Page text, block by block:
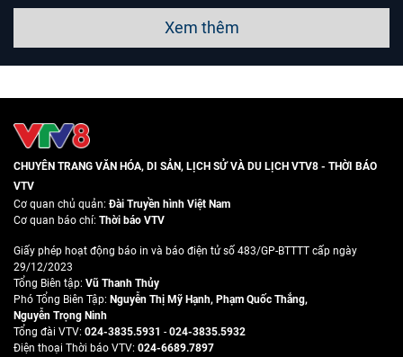
Xem thêm
CHUYÊN TRANG VĂN HÓA, DI SẢN, LỊCH SỬ VÀ DU LỊCH VTV8 - THỜI BÁO
VTV
Cơ quan chủ quản:Đài Truyền hình Việt Nam
Cơ quan báo chí: Thời báo VTV
Giấy phép hoạt động báo in và báo điện tử số 483/GP-BTTTT cấp ngày
29/12/2023
Tổng Biên tập: Vũ Thanh Thủy
Phó Tổng Biên Tập: Nguyễn Thị Mỹ Hạnh, Phạm Quốc Thắng,
Nguyễn Trọng Ninh
Tổng đài VTV: 024-3835.5931 - 024-3835.5932
Ðiện thoại Thời báo VTV: 024-6689.7897